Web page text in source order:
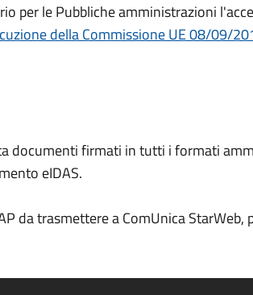
per le Pubbliche amministrazioni
della Commissione UE 08/09/
documenti firmati in tutti i formati
eIDAS.
da trasmettere a ComUnica StarWeb,